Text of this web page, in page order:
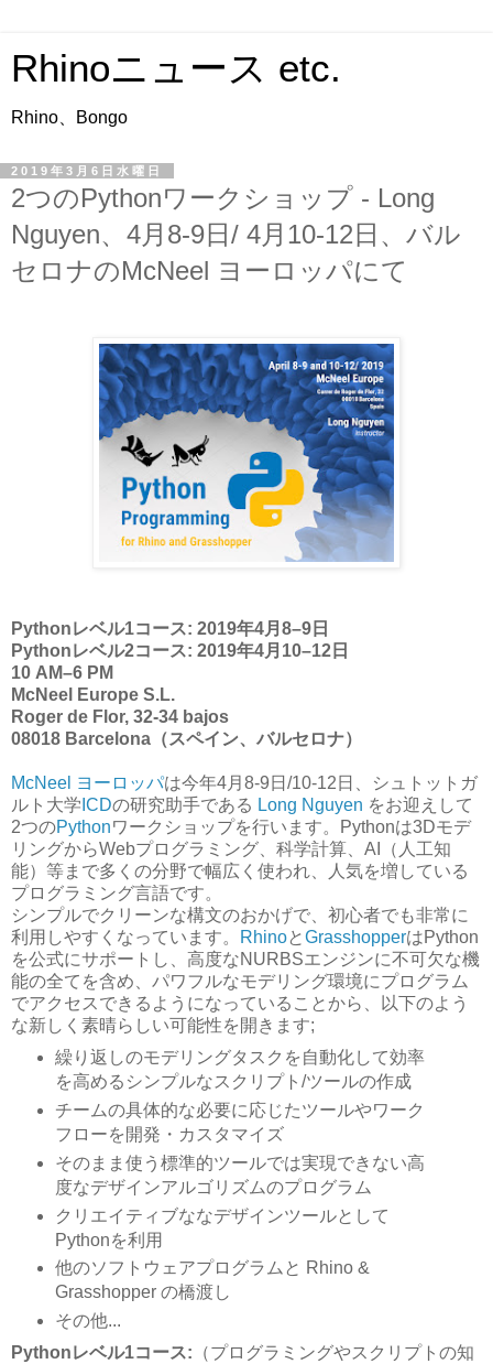
Rhinoニュース etc.
Rhino、Bongo
2019年3月6日水曜日
2つのPythonワークショップ - Long
Nguyen、4月8-9日/ 4月10-12日、バル
セロナのMcNeel ヨーロッパにて
Pythonレベル1コース: 2019年4月8–9日
Pythonレベル2コース: 2019年4月10–12日
10 AM–6 PM
McNeel Europe S.L.
Roger de Flor, 32-34 bajos
08018 Barcelona（スペイン、バルセロナ）
McNeel ヨーロッパは今年4月8-9日/10-12日、シュトットガ
ルト大学 ICDの研究助手である Long Nguyen をお迎えして
2つのPythonワークショップを行います。Pythonは3Dモデ
リングからWebプログラミング、科学計算、AI（人工知
能）等まで多くの分野で幅広く使われ、人気を増している
プログラミング言語です。
シンプルでクリーンな構文のおかげで、初心者でも非常に
利用しやすくなっています。
RhinoとGrasshopperはPython
を公式にサポートし、高度なNURBSエンジンに不可欠な機
能の全てを含め、パワフルなモデリング環境にプログラム
でアクセスできるようになっていることから、以下のよう
な新しく素晴らしい可能性を開きます;
繰り返しのモデリングタスクを自動化して効率
を高めるシンプルなスクリプト/ツールの作成
チームの具体的な必要に応じたツールやワーク
フローを開発・カスタマイズ
そのまま使う標準的ツールでは実現できない高
度なデザインアルゴリズムのプログラム
クリエイティブななデザインツールとして
Pythonを利用
他のソフトウェアプログラムと Rhino &
Grasshopper の橋渡し
その他...
Pythonレベル1コース: （プログラミングやスクリプトの知